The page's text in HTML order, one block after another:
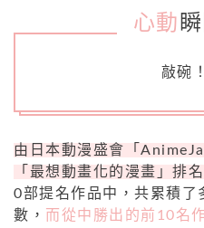
心動
敲碗！
由日本動漫盛會「
「最想動畫化的漫畫」排名
0部提名作品中，共累積了
數， 而從中勝出的前10名